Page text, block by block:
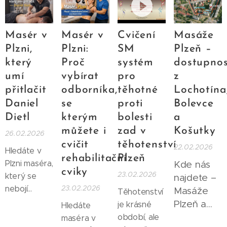
překvapivě
léčebný
potenciál.
Náplast se
používá
především
při
svalů, zad,
kloubů nebo
při
chronických...
nepříjemného
tření.
Právě proto
se často
doporučuje
po masáži...
mnoho lidí
nejtěžší část
podnikání.
Mnoho
začínajících
masérů řeší
stejnou
otázku: kde
získat první
klienty a jak
si postupně
vybudovat
stabilní
klientelu.
Dobrá
práce. Ve
skutečnosti
ale často
stačí
relativně
malá skupina
pravidelných
klientů, aby
byl diář
zaplněný
téměř
neustále.
Jakmile si
masér
vybuduje
stabilní
klientelu,
objednávky
zájem o
zdraví
klienta.
Masér v
Plzni,
který
umí
přitlačit
Daniel
Dietl
26.02.2026
Hledáte v
Plzni maséra,
který se
nebojí
Masér v
Plzni:
Proč
vybírat
odborníka,
se
kterým
můžete i
cvičit
rehabilitační
cviky
23.02.2026
Hledáte
maséra v
Cvičení
SM
systém
pro
těhotné
proti
bolesti
zad v
těhotenství
Plzeň
23.02.2026
Těhotenství
je krásné
období, ale
Masáže
Plzeň –
z
Bolevce
a
Košutky
22.02.2026
Kde nás
najdete –
Masáže
Plzeň a